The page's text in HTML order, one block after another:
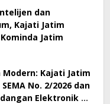
dan
Kajati Jatim
Jatim
Modern: Kajati Jatim
No. 2/2026 dan
Elektronik di